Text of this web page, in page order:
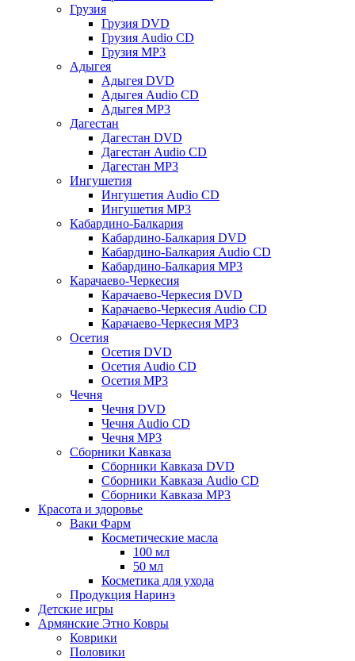
Грузия
Грузия DVD
Грузия Audio CD
Грузия MP3
Адыгея
Адыгея DVD
Адыгея Audio CD
Адыгея MP3
Дагестан
Дагестан DVD
Дагестан Audio CD
Дагестан MP3
Ингушетия
Ингушетия Audio CD
Ингушетия MP3
Кабардино-Балкария
Кабардино-Балкария DVD
Кабардино-Балкария Audio CD
Кабардино-Балкария MP3
Карачаево-Черкесия
Карачаево-Черкесия DVD
Карачаево-Черкесия Audio CD
Карачаево-Черкесия MP3
Осетия
Осетия DVD
Осетия Audio CD
Осетия MP3
Чечня
Чечня DVD
Чечня Audio CD
Чечня MP3
Сборники Кавказа
Сборники Кавказа DVD
Сборники Кавказа Audio CD
Сборники Кавказа MP3
Красота и здоровье
Ваки Фарм
Косметические масла
100 мл
50 мл
Косметика для ухода
Продукция Наринэ
Детские игры
Армянские Этно Ковры
Коврики
Половики